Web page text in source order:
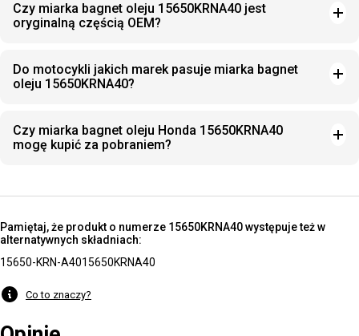
Czy miarka bagnet oleju 15650KRNA40 jest
oryginalną częścią OEM?
Do motocykli jakich marek pasuje miarka bagnet
oleju 15650KRNA40?
Czy miarka bagnet oleju Honda 15650KRNA40
mogę kupić za pobraniem?
Pamiętaj, że produkt o numerze 15650KRNA40 występuje też w
alternatywnych składniach:
15650-KRN-A4015650KRNA40
Co to znaczy?